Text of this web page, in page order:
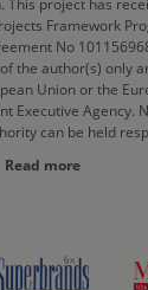
This project has
Framework
No
the author(s) only
Union or the
Executive Agency.
can be held
Read more